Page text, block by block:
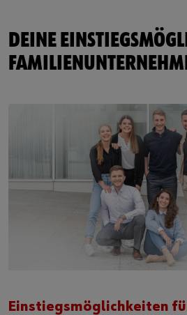
DEINE
Einstiegsmöglichkeiten